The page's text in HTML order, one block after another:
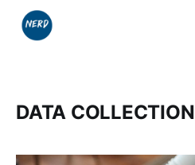
DATA COLLECTION